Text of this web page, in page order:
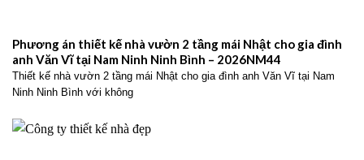
Phương án thiết kế nhà vườn 2 tầng mái Nhật cho gia đình
anh Văn Vĩ tại Nam Ninh Ninh Bình – 2026NM44
Thiết kế nhà vườn 2 tầng mái Nhật cho gia đình anh Văn Vĩ tại Nam
Ninh Ninh Bình với không